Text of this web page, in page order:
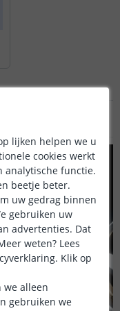
lijken helpen we u
cookies werkt
analytische functie.
beetje beter.
uw gedrag binnen
gebruiken uw
advertenties. Dat
weten? Lees
Klik op
we alleen
gebruiken we